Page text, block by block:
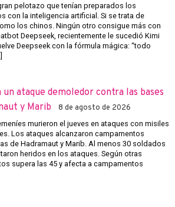
pelotazo que tenían preparados los
con la inteligencia artificial. Si se trata de
los chinos. Ningún otro consigue más con
Deepseek, recientemente le sucedió Kimi
Deepseek con la fórmula mágica: “todo
ataque demoledor contra las bases
y Marib
8 de agosto de 2026
murieron el jueves en ataques con misiles
Los ataques alcanzaron campamentos
de Hadramaut y Marib. Al menos 30 soldados
heridos en los ataques. Según otras
supera las 45 y afecta a campamentos